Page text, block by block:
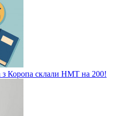
з Коропа склали НМТ на 200!